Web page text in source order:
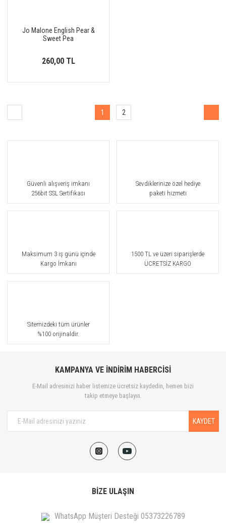
Jo Malone English Pear &
Sweet Pea
260,00 TL
1 2
Güvenli alışveriş imkanı
256bit SSL Sertifikası
Sevdiklerinize özel hediye
paketi hizmeti
Maksimum 3 iş günü içinde
Kargo İmkanı
1500 TL ve üzeri siparişlerde
ÜCRETSİZ KARGO
Sitemizdeki tüm ürünler
%100 orijinaldir.
KAMPANYA VE İNDİRİM HABERCİSİ
E-Mail adresinizi haber listemize ücretsiz kaydedin, hemen bizi
takip etmeye başlayın.
KAYDET
BİZE ULAŞIN
WhatsApp Müşteri Desteği 05373226789